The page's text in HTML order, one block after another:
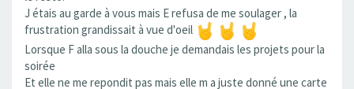
J étais au garde à vous mais E refusa de me soulager , la
frustration grandissait à vue d'oeil
Lorsque F alla sous la douche je demandais les projets pour la
soirée
Et elle ne me repondit pas mais elle m a juste donné une carte